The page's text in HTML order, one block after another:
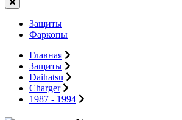
Защиты
Фаркопы
Главная
Защиты
Daihatsu
Charger
1987 - 1994